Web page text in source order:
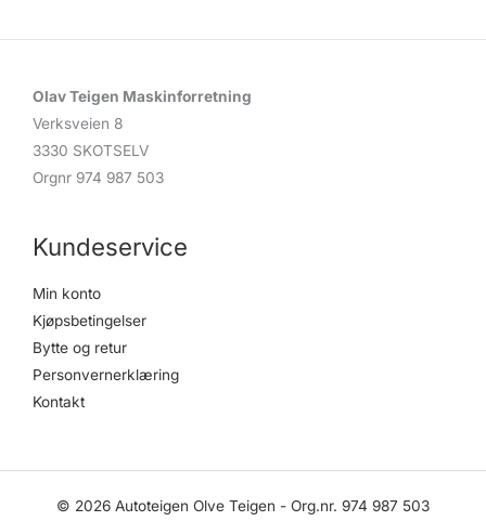
Olav Teigen Maskinforretning
Verksveien 8
3330 SKOTSELV
Orgnr 974 987 503
Kundeservice
Min konto
Kjøpsbetingelser
Bytte og retur
Personvernerklæring
Kontakt
© 2026 Autoteigen Olve Teigen - Org.nr. 974 987 503